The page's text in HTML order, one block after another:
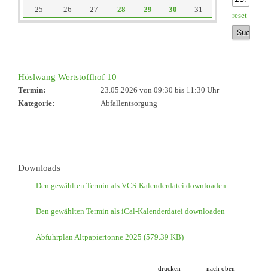
25
26 27 28 29 30 31
reset
Höslwang Wertstoffhof 10
Termin: 23.05.2026 von 09:30 bis 11:30 Uhr
Kategorie:
Abfallentsorgung
Downloads
Den gewählten Termin als VCS-Kalenderdatei downloaden
Den gewählten Termin als iCal-Kalenderdatei downloaden
Abfuhrplan Altpapiertonne 2025 (579.39 KB)
drucken nach oben